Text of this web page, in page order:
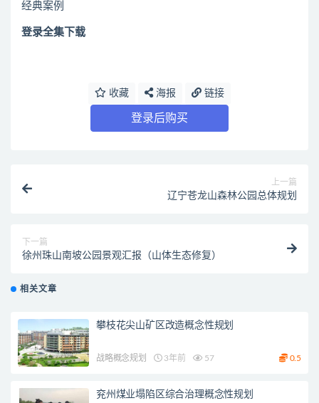
经典案例
登录全集下载
收藏 海报 链接
登录后购买
上一篇
辽宁苍龙山森林公园总体规划
下一篇
徐州珠山南坡公园景观汇报（山体生态修复）
相关文章
攀枝花尖山矿区改造概念性规划
战略概念规划 3年前 57 0.5
兖州煤业塌陷区综合治理概念性规划